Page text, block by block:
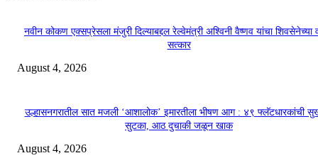
नवीन कोकण एक्सप्रेसला मंजुरी दिल्याबद्दल रेल्वेमंत्री अश्विनी वैष्णव यांचा शिवसेनेच्या
सत्कार
August 4, 2026
उल्हासनगरातील सात मजली ‘आशालोक’ इमारतीला भीषण आग : ४९ फ्लॅटधारकांची
सुटका, आठ दुचाकी जळून खाक
August 4, 2026